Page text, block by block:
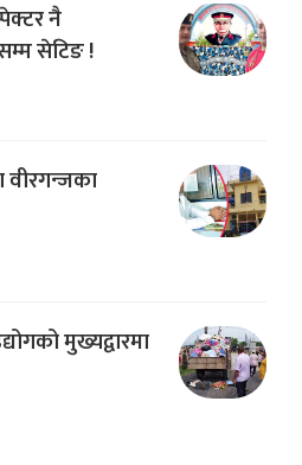
नै
सेटिङ !
वीरगन्जका
मुख्यद्वारमा